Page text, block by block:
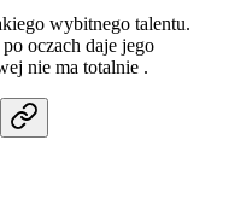
wybitnego talentu.
oczach daje jego
nie ma totalnie .